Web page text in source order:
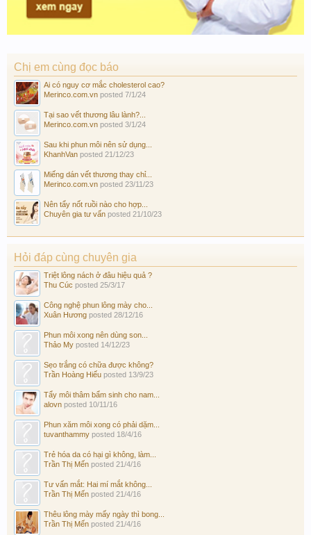
Chị em cùng đọc báo
Ai có nguy cơ mắc cholesterol cao?
Merinco.com.vn posted 7/1/24
Tại sao vết thương lâu lành?...
Merinco.com.vn posted 3/1/24
Sau khi phun môi nên sử dụng...
KhanhVan posted 21/12/23
Miếng dán vết thương thay chỉ...
Merinco.com.vn posted 23/11/23
Nên tẩy nốt ruồi nào cho hợp...
Chuyên gia tư vấn posted 21/10/23
Hỏi đáp cùng chuyên gia
Triệt lông nách ở đâu hiệu quả ?
Thu Cúc posted 25/3/17
Công nghệ phun lông mày cho...
Xuân Hương posted 28/12/16
Phun môi xong nên dùng son...
Thảo My posted 14/12/23
Sẹo trắng có chữa được không?
Trần Hoàng Hiếu posted 13/9/23
Tẩy môi thâm bẩm sinh cho nam...
alovn posted 10/11/16
Phun xăm môi xong có phải dặm...
tuvanthammy posted 18/4/16
Trẻ hóa da có hại gì không, làm...
Trần Thị Mến posted 21/4/16
Tư vấn mắt: Hai mí mắt không...
Trần Thị Mến posted 21/4/16
Thêu lông mày mấy ngày thì bong...
Trần Thị Mến posted 21/4/16